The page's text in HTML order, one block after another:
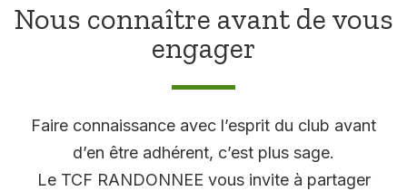
Nous connaître avant de vous
engager
Faire connaissance avec l’esprit du club avant
d’en être adhérent, c’est plus sage.
Le TCF RANDONNEE vous invite à partager